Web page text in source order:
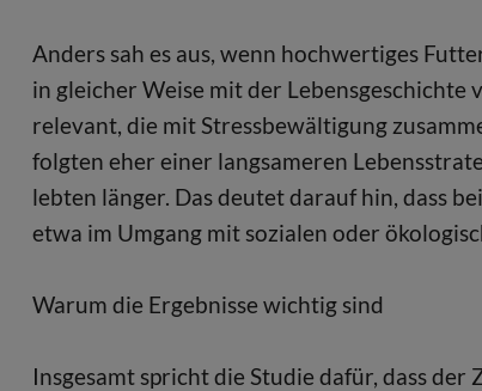
Anders sah es aus, wenn hochwertiges
in gleicher Weise mit der
relevant, die mit Stressbewältigung
folgten eher einer langsameren
lebten länger. Das deutet darauf hin, dass
etwa im Umgang mit sozialen oder
Warum die Ergebnisse wichtig sind
Insgesamt spricht die Studie dafür, dass